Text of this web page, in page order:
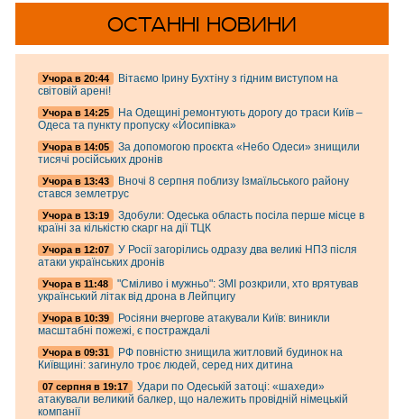
ОСТАННІ НОВИНИ
Учора в 20:44
Вітаємо Ірину Бухтіну з гідним виступом на
світовій арені!
Учора в 14:25
На Одещині ремонтують дорогу до траси Київ –
Одеса та пункту пропуску «Йосипівка»
Учора в 14:05
За допомогою проєкта «Небо Одеси» знищили
тисячі російських дронів
Учора в 13:43
Вночі 8 серпня поблизу Ізмаїльського району
стався землетрус
Учора в 13:19
Здобули: Одеська область посіла перше місце в
країні за кількістю скарг на дії ТЦК
Учора в 12:07
У Росії загорілись одразу два великі НПЗ після
атаки українських дронів
Учора в 11:48
"Сміливо і мужньо": ЗМІ розкрили, хто врятував
український літак від дрона в Лейпцигу
Учора в 10:39
Росіяни вчергове атакували Київ: виникли
масштабні пожежі, є постраждалі
Учора в 09:31
РФ повністю знищила житловий будинок на
Київщині: загинуло троє людей, серед них дитина
07 серпня в 19:17
Удари по Одеській затоці: «шахеди»
атакували великий балкер, що належить провідній німецькій
компанії